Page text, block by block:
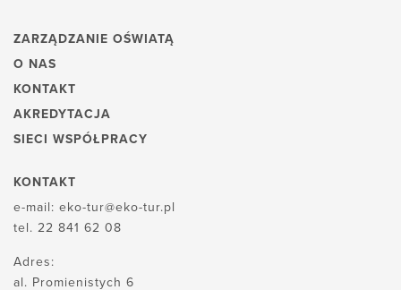
ZARZĄDZANIE OŚWIATĄ
O NAS
KONTAKT
AKREDYTACJA
SIECI WSPÓŁPRACY
KONTAKT
e-mail: eko-tur@eko-tur.pl
tel. 22 841 62 08
Adres:
al. Promienistych 6